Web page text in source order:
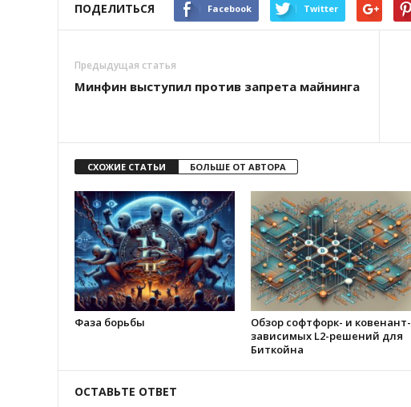
ПОДЕЛИТЬСЯ Facebook Twitter
Предыдущая статья
Минфин выступил против запрета майнинга
СХОЖИЕ СТАТЬИ БОЛЬШЕ ОТ АВТОРА
Фаза борьбы
Обзор софтфорк- и ковенант-
зависимых L2-решений для
Биткойна
ОСТАВЬТЕ ОТВЕТ